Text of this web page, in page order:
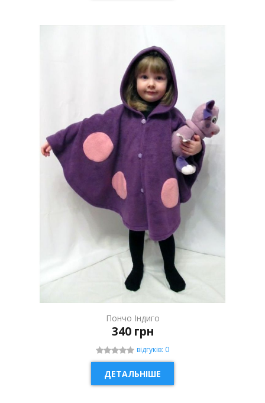
Пончо Індиго
340 грн
відгуків: 0
ДЕТАЛЬНІШЕ